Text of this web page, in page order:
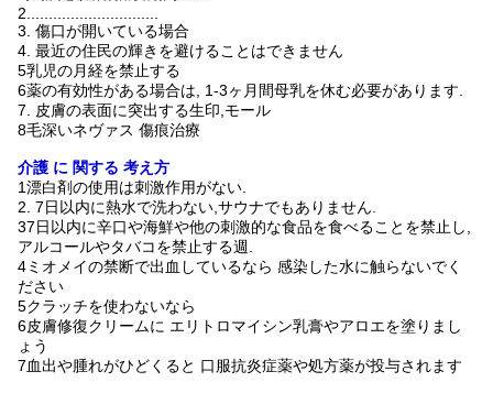
2..............................
3. 傷口が開いている場合
4. 最近の住民の輝きを避けることはできません
5乳児の月経を禁止する
6薬の有効性がある場合は, 1-3ヶ月間母乳を休む必要があります.
7. 皮膚の表面に突出する生印,モール
8毛深いネヴァス 傷痕治療
介護 に 関する 考え方
1漂白剤の使用は刺激作用がない.
2. 7日以内に熱水で洗わない,サウナでもありません.
37日以内に辛口や海鮮や他の刺激的な食品を食べることを禁止し,
アルコールやタバコを禁止する週.
4ミオメイの禁断で出血しているなら 感染した水に触らないでく
ださい
5クラッチを使わないなら
6皮膚修復クリームに エリトロマイシン乳膏やアロエを塗りまし
ょう
7血出や腫れがひどくると 口服抗炎症薬や処方薬が投与されます